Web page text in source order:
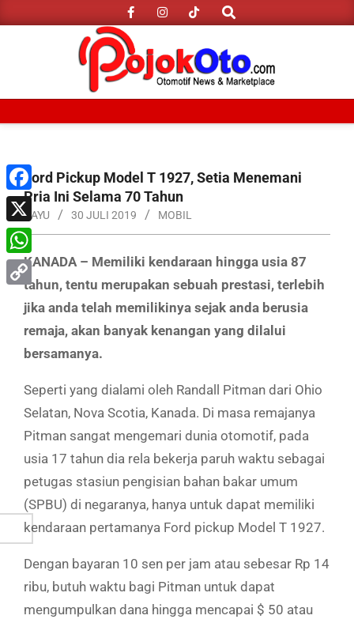
to
Search
MenuFord Pickup Model T 1927, Setia Menemani
Pria Ini Selama 70 Tahun
BAYU 30 JULI 2019 MOBIL
KANADA – Memiliki kendaraan hingga usia 87
tahun, tentu merupakan sebuah prestasi, terlebih
jika anda telah memilikinya sejak anda berusia
remaja, akan banyak kenangan yang dilalui
bersamanya.
Seperti yang dialami oleh Randall Pitman dari Ohio
Selatan, Nova Scotia, Kanada. Di masa remajanya
Pitman sangat mengemari dunia otomotif, pada
usia 17 tahun dia rela bekerja paruh waktu sebagai
petugas stasiun pengisian bahan bakar umum
(SPBU) di negaranya, hanya untuk dapat memiliki
kendaraan pertamanya Ford pickup Model T 1927.
Dengan bayaran 10 sen per jam atau sebesar Rp 14
ribu, butuh waktu bagi Pitman untuk dapat
mengumpulkan dana hingga mencapai $ 50 atau
Facebook
X
WhatsApp